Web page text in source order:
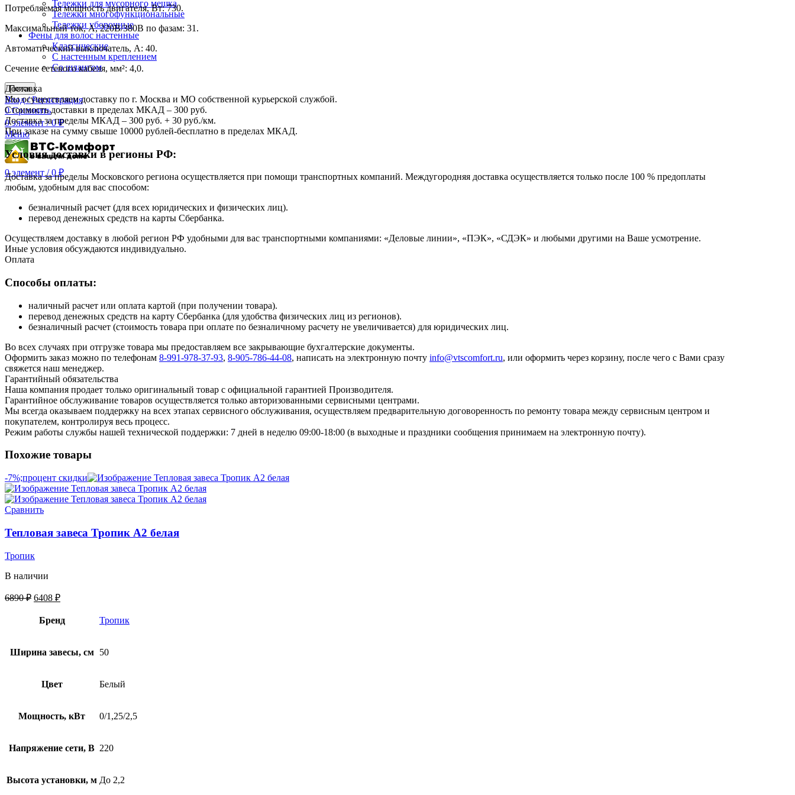
Тележки для мусорного мешка
Тележки многофункциональные
Тележки уборочные
Фены для волос настенные
Классические
С настенным креплением
Со шлангом
Поиск
Вход / Регистрация
0 Сравнить
0элемент / 0₽
Меню
0элемент / 0 ₽
Потребляемая мощность двигателя, Вт: 730.
Максимальный ток, А, 220В/380В по фазам: 31.
Автоматический выключатель, А: 40.
Сечение сетевого кабеля, мм²: 4,0.
Доставка
Мы осуществляем доставку по г. Москва и МО собственной курьерской службой.
Стоимость доставки в пределах МКАД – 300 руб.
Доставка за пределы МКАД – 300 руб. + 30 руб./км.
При заказе на сумму свыше 10000 рублей-бесплатно в пределах МКАД.
Условия доставки в регионы РФ:
Доставка за пределы Московского региона осуществляется при помощи транспортных компаний. Междугородняя доставка осуществляется только после 100 % предоплаты
любым, удобным для вас способом:
безналичный расчет (для всех юридических и физических лиц).
перевод денежных средств на карты Сбербанка.
Осуществляем доставку в любой регион РФ удобными для вас транспортными компаниями: «Деловые линии», «ПЭК», «СДЭК» и любыми другими на Ваше усмотрение.
Иные условия обсуждаются индивидуально.
Оплата
Способы оплаты:
наличный расчет или оплата картой (при получении товара).
перевод денежных средств на карту Сбербанка (для удобства физических лиц из регионов).
безналичный расчет (стоимость товара при оплате по безналичному расчету не увеличивается) для юридических лиц.
Во всех случаях при отгрузке товара мы предоставляем все закрывающие бухгалтерские документы.
Оформить заказ можно по телефонам 8-991-978-37-93, 8-905-786-44-08, написать на электронную почту info@vtscomfort.ru, или оформить через корзину, после чего с Вами сразу
свяжется наш менеджер.
Гарантийный обязательства
Наша компания продает только оригинальный товар с официальной гарантией Производителя.
Гарантийное обслуживание товаров осуществляется только авторизованными сервисными центрами.
Мы всегда оказываем поддержку на всех этапах сервисного обслуживания, осуществляем предварительную договоренность по ремонту товара между сервисным центром и
покупателем, контролируя весь процесс.
Режим работы службы нашей технической поддержки: 7 дней в неделю 09:00-18:00 (в выходные и праздники сообщения принимаем на электронную почту).
Похожие товары
-7%;процент скидки
Сравнить
Тепловая завеса Тропик А2 белая
Тропик
В наличии
6890₽ 6408 ₽
Бренд Тропик
Ширина завесы, см 50
Цвет Белый
Мощность, кВт 0/1,25/2,5
Напряжение сети, В 220
Высота установки, м До 2,2